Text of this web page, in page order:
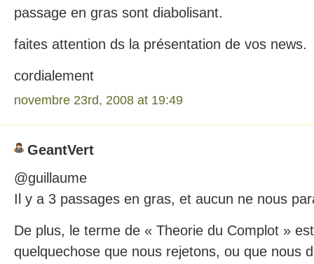
passage en gras sont diabolisant.
faites attention ds la présentation de vos news.
cordialement
novembre 23rd, 2008 at 19:49
GeantVert
@guillaume
Il y a 3 passages en gras, et aucun ne nous
De plus, le terme de « Theorie du Complot »
quelquechose que nous rejetons, ou que nous